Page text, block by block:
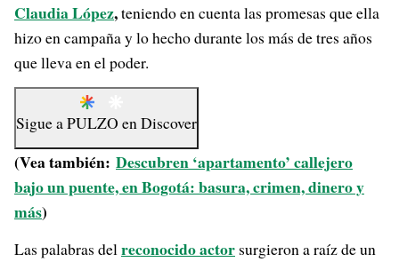
Claudia López,teniendo en cuenta las promesas que ella
hizo en campaña y lo hecho durante los más de tres años
que lleva en el poder.
Sigue aPULZO enDiscover
(Vea también: Descubren ‘apartamento’ callejero
bajo un puente, en Bogotá: basura, crimen, dinero y
más)
Las palabras delreconocido actor surgieron a raíz de un